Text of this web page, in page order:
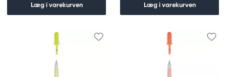
Læg i varekurven Læg i varekurven